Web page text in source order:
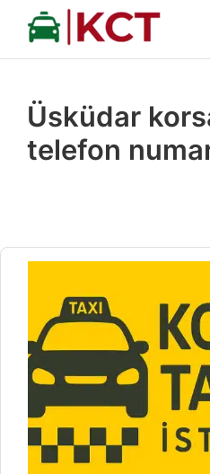
İçeriğe
Üsküdar
telefon